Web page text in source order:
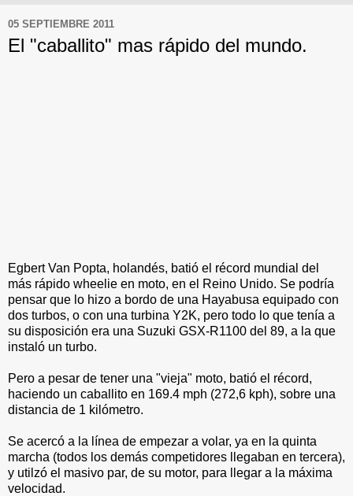
05 SEPTIEMBRE 2011
El "caballito" mas rápido del mundo.
Egbert Van Popta, holandés, batió el récord mundial del
más rápido wheelie en moto, en el Reino Unido. Se podría
pensar que lo hizo a bordo de una Hayabusa equipado con
dos turbos, o con una turbina Y2K, pero todo lo que tenía a
su disposición era una Suzuki GSX-R1100 del 89, a la que
instaló un turbo.
Pero a pesar de tener una "vieja" moto, batió el récord,
haciendo un caballito en 169.4 mph (272,6 kph), sobre una
distancia de 1 kilómetro.
Se acercó a la línea de empezar a volar, ya en la quinta
marcha (todos los demás competidores llegaban en tercera),
y utilzó el masivo par, de su motor, para llegar a la máxima
velocidad.